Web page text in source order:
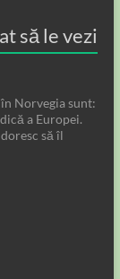
să le vezi
Norvegia sunt:
a Europei.
să îl